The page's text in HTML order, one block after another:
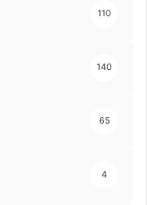
110
140
65
4